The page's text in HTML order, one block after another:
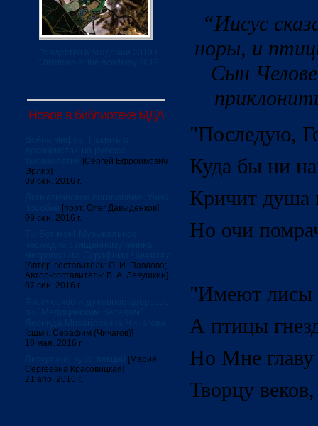
Новое в библиотеке МДА
[Сергей Ефроимович
Эрлих]
09 сен. 2016 г.
[прот. Олег Давыденков]
09 сен. 2016 г.
[Автор-составитель: О. И. Павлова;
Автор-составитель: В. А. Левушкин]
07 сен. 2016 г.
[сщмч. Серафим (Чичагов)]
10 мая. 2016 г.
[Мария
Сергеевна Красовицкая]
21 апр. 2016 г.
“Иисус
норы, и
Сын
"Последую,
Куда бы ни
Кричит душа
Но очи
"Имеют лисы
А птицы
Но Мне главу
Творцу